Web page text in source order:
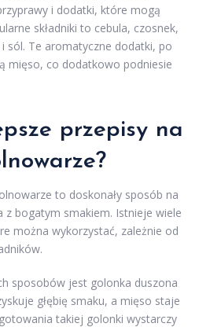
i dodatki, które mogą
składniki to cebula, czosnek,
sól. Te aromatyczne dodatki, po
mięso, co dodatkowo podniesie
przepisy na
to doskonały sposób na
z bogatym smakiem. Istnieje wiele
można wykorzystać, zależnie od
sposobów jest golonka duszona
głębię smaku, a mięso staje
takiej golonki wystarczy